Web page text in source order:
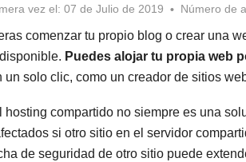
vez el: 07 de Julio de 2019 Número de
comenzar tu propio blog o crear una
Puedes alojar tu propia web
un solo clic, como un creador de sitios
hosting compartido no siempre es una
si otro sitio en el servidor
de seguridad de otro sitio puede